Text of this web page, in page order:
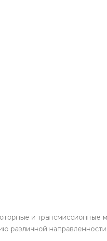
и трансмиссионные
различной направленности.